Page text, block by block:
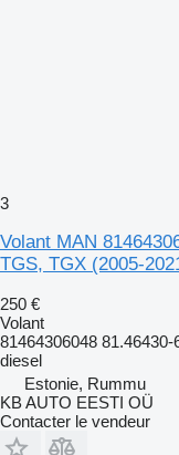
3
Volant MAN
TGS, TGX (2005-
250 €
Volant
81464306048
diesel
Estonie, Rummu
KB AUTO EESTI OÜ
Contacter le vendeur